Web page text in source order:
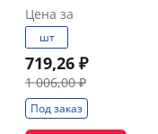
Цена за
шт
719,26 ₽
1 006,00 ₽
Под заказ